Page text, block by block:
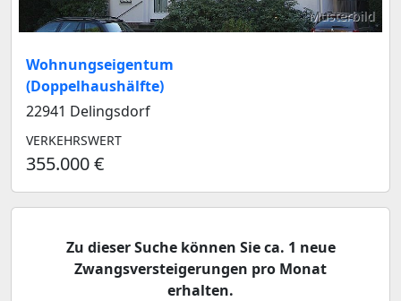
Musterbild
Wohnungseigentum
(Doppelhaushälfte)
22941 Delingsdorf
VERKEHRSWERT
355.000 €
Zu dieser Suche können Sie ca. 1 neue
Zwangsversteigerungen pro Monat
erhalten.